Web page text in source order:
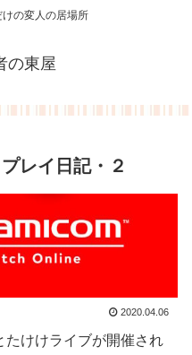
の変人の居場所
の東屋
レイ日記・２
2020.04.06
たけけライブが開催され